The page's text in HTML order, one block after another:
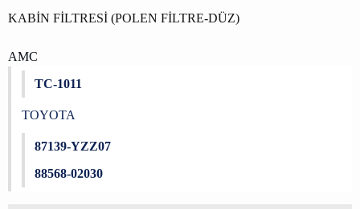
KABİN FİLTRESİ (POLEN FİLTRE-DÜZ)
AMC
TC-1011
TOYOTA
87139-YZZ07
88568-02030